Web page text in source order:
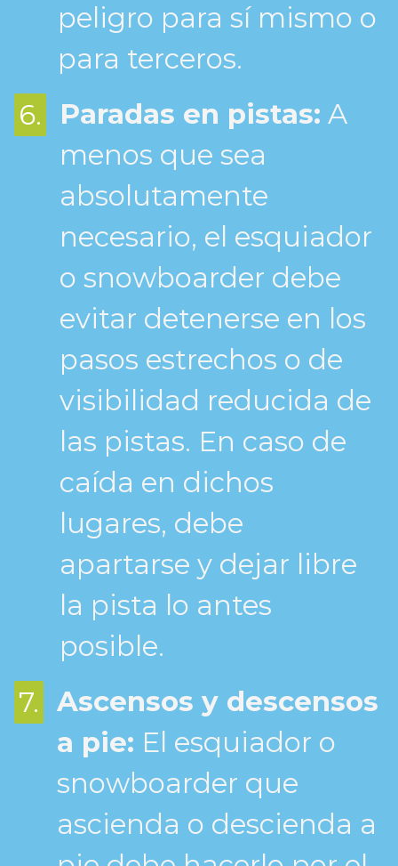
peligro para sí mismo o
para terceros.
6.
Paradas en pistas: A
menos que sea
absolutamente
necesario, el esquiador
o snowboarder debe
evitar detenerse en los
pasos estrechos o de
visibilidad reducida de
las pistas. En caso de
caída en dichos
lugares, debe
apartarse y dejar libre
la pista lo antes
posible.
7. Ascensos y descensos
a pie: El esquiador o
snowboarder que
ascienda o descienda a